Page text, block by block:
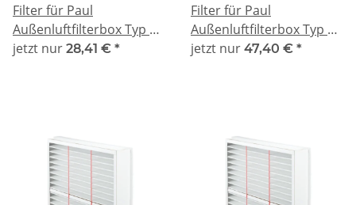
Filter für Paul
Außenluftfilterbox Typ E -
kompatibel G4/G2
jetzt nur 28,41 € *
Filter für Paul
Außenluftfilterbox Typ E -
kompatibel M5/G2
jetzt nur 47,40 € *